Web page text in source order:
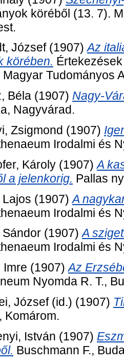
köréből (13. 7).
József(1907)Az
körében.
Magyar Tudományos
Béla (1907) Nagy-
Nagyvárad.
Zsigmond (1907)
Irodalmi és
Károly (1907)A
a jelenkorig. Pallas
(1907)A
Irodalmi és
(1907)A
Irodalmi és
Imre (1907)Az
Nyomda R. T.,
József (id.) (1907)
Komárom.
István (1907)
Buschmann F.,